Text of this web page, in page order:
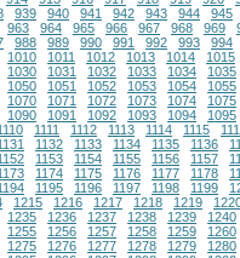
939 940 941 942 943 944 945
963 964 965 966 967 968 969
988 989 990 991 992 993 994
1010 1011 1012 1013 1014 1015
1030 1031 1032 1033 1034 1035
1050 1051 1052 1053 1054 1055
1070 1071 1072 1073 1074 1075
1090 1091 1092 1093 1094 1095
1111 1112 1113 1114 1115
1132 1133 1134 1135 1136
1153 1154 1155 1156 1157
1174 1175 1176 1177 1178
1195 1196 1197 1198 1199
1215 1216 1217 1218 1219
1235 1236 1237 1238 1239 1240
1255 1256 1257 1258 1259 1260
1275 1276 1277 1278 1279 1280